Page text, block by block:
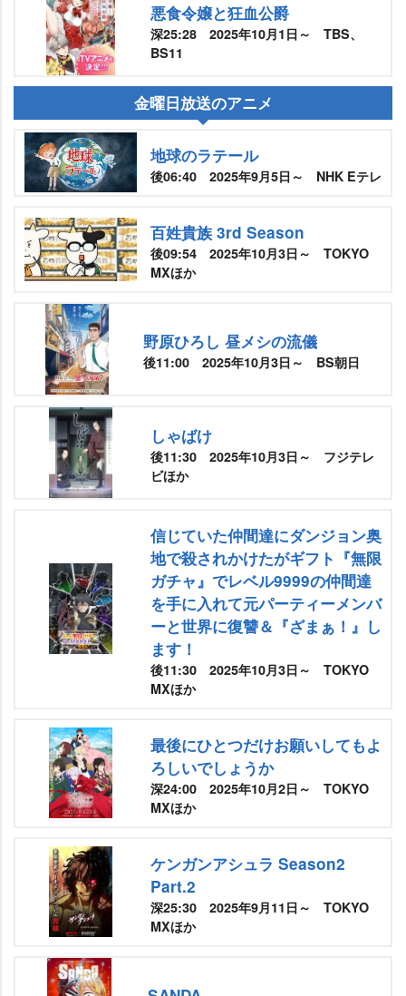
悪食令嬢と狂血公爵
深25:28 2025年10月1日～ TBS、
BS11
金曜日放送のアニメ
地球のラテール
後06:40 2025年9月5日～ NHK Eテレ
百姓貴族 3rd Season
後09:54 2025年10月3日～ TOKYO
MXほか
野原ひろし 昼メシの流儀
後11:00 2025年10月3日～ BS朝日
しゃばけ
後11:30 2025年10月3日～ フジテレ
ビほか
信じていた仲間達にダンジョン奥
地で殺されかけたがギフト『無限
ガチャ』でレベル9999の仲間達
を手に入れて元パーティーメンバ
ーと世界に復讐＆『ざまぁ！』し
ます！
後11:30 2025年10月3日～ TOKYO
MXほか
最後にひとつだけお願いしてもよ
ろしいでしょうか
深24:00 2025年10月2日～ TOKYO
MXほか
ケンガンアシュラ Season2
Part.2
深25:30 2025年9月11日～ TOKYO
MXほか